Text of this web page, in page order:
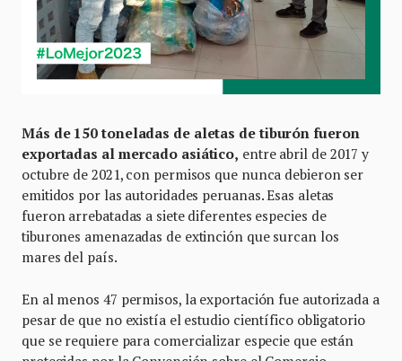
Más de 150 toneladas de aletas de tiburón fueron
exportadas al mercado asiático, entre abril de 2017 y
octubre de 2021, con permisos que nunca debieron ser
emitidos por las autoridades peruanas. Esas aletas
fueron arrebatadas a siete diferentes especies de
tiburones amenazadas de extinción que surcan los
mares del país.
En al menos 47 permisos, la exportación fue autorizada a
pesar de que no existía el estudio científico obligatorio
que se requiere para comercializar especie que están